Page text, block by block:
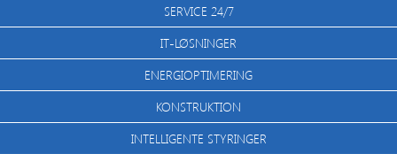
SERVICE 24/7
IT-LØSNINGER
ENERGIOPTIMERING
KONSTRUKTION
INTELLIGENTE STYRINGER